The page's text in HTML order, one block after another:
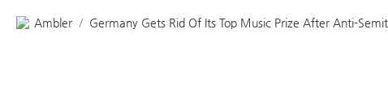
Ambler /